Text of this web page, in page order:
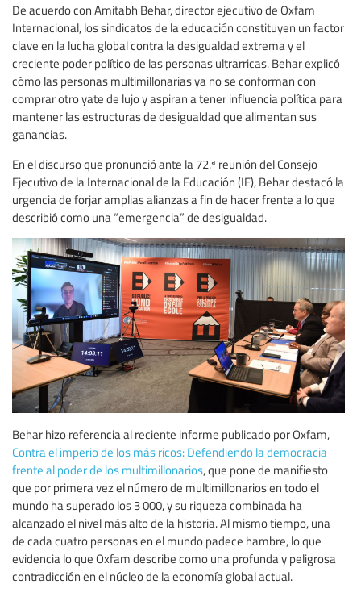
De acuerdo con Amitabh Behar, director ejecutivo de Oxfam
Internacional, los sindicatos de la educación constituyen un factor
clave en la lucha global contra la desigualdad extrema y el
creciente poder político de las personas ultrarricas. Behar explicó
cómo las personas multimillonarias ya no se conforman con
comprar otro yate de lujo y aspiran a tener influencia política para
mantener las estructuras de desigualdad que alimentan sus
ganancias.
En el discurso que pronunció ante la 72.ª reunión del Consejo
Ejecutivo de la Internacional de la Educación (IE), Behar destacó la
urgencia de forjar amplias alianzas a fin de hacer frente a lo que
describió como una “emergencia” de desigualdad.
Behar hizo referencia al reciente informe publicado por Oxfam,
Contra el imperio de los más ricos: Defendiendo la democracia
frente al poder de los multimillonarios, que pone de manifiesto
que por primera vez el número de multimillonarios en todo el
mundo ha superado los 3 000, y su riqueza combinada ha
alcanzado el nivel más alto de la historia. Al mismo tiempo, una
de cada cuatro personas en el mundo padece hambre, lo que
evidencia lo que Oxfam describe como una profunda y peligrosa
contradicción en el núcleo de la economía global actual.